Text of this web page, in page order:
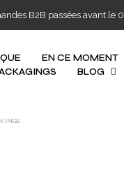
B2B passées avant le
EN CE MOMENT
BLOG